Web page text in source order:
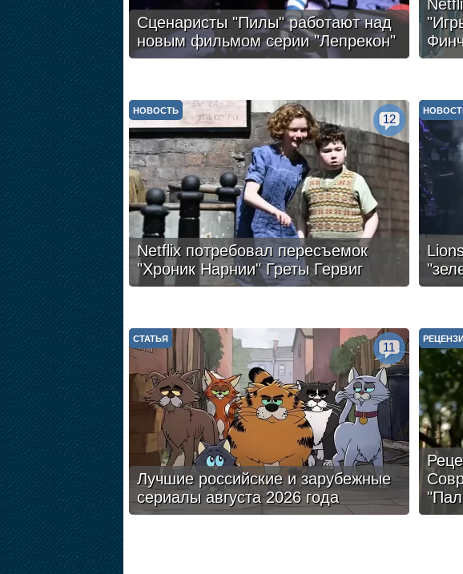
Сценаристы "Пилы" работают над
новым фильмом серии "Лепрекон"
Netflix потребовал пересъемок
"Хроник Нарнии" Греты Гервиг
НОВОСТЬ
12
Лучшие российские и зарубежные
сериалы августа 2026 года
СТАТЬЯ
11